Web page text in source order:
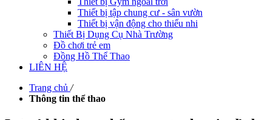
Thiết bị tập chung cư - sân vườn
Thiết bị vận động cho thiếu nhi
Thiết Bị Dụng Cụ Nhà Trường
Đồ chơi trẻ em
Đồng Hồ Thể Thao
LIÊN HỆ
Trang chủ /
Thông tin thể thao